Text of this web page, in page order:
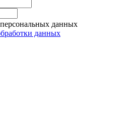
данных
данных